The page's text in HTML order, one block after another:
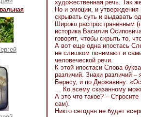
художественная речь. Так
Но и эмоции, и утверждения
скрывать суть и выдавать
Широко распространенным
историка Василия
говорят, чтобы скрыть то,
А вот еще одна ипостась
не слишком понимают и
человеческой речи.
К этой ипостаси Слова
различий. Знаки различий
Бернсу, и по Державину:
… Ко всему сказанному
А это что такое? –
сам).
Никто сегодня не будет